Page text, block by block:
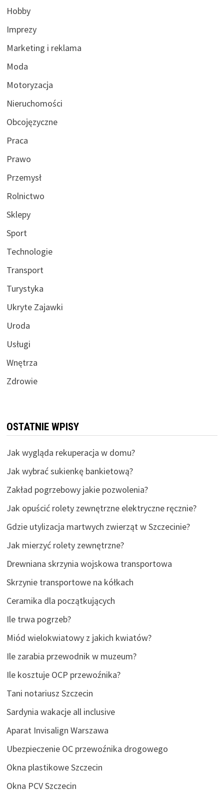
Hobby
Imprezy
Marketing i reklama
Moda
Motoryzacja
Nieruchomości
Obcojęzyczne
Praca
Prawo
Przemysł
Rolnictwo
Sklepy
Sport
Technologie
Transport
Turystyka
Ukryte Zajawki
Uroda
Usługi
Wnętrza
Zdrowie
OSTATNIE WPISY
Jak wygląda rekuperacja w domu?
Jak wybrać sukienkę bankietową?
Zakład pogrzebowy jakie pozwolenia?
Jak opuścić rolety zewnętrzne elektryczne ręcznie?
Gdzie utylizacja martwych zwierząt w Szczecinie?
Jak mierzyć rolety zewnętrzne?
Drewniana skrzynia wojskowa transportowa
Skrzynie transportowe na kółkach
Ceramika dla początkujących
Ile trwa pogrzeb?
Miód wielokwiatowy z jakich kwiatów?
Ile zarabia przewodnik w muzeum?
Ile kosztuje OCP przewoźnika?
Tani notariusz Szczecin
Sardynia wakacje all inclusive
Aparat Invisalign Warszawa
Ubezpieczenie OC przewoźnika drogowego
Okna plastikowe Szczecin
Okna PCV Szczecin